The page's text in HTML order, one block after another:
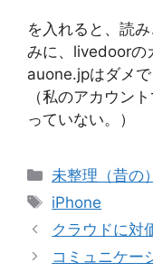
を入れると、読
みに、livedoorの
auone.jpはダメで
（私のアカウン
っていない。）
カ
テ
リ
ー
未整理（昔の）
タ
グ
iPhone
クラウドに対
コミュニケー